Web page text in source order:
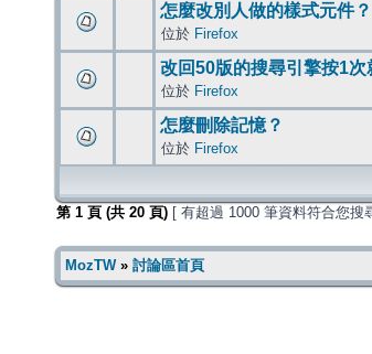
怎麼改別人做的樣式元件？
位於 Firefox
改回50版的搜尋引擎按1
位於 Firefox
怎麼刪除記憶？
位於 Firefox
第 1 頁 (共 20 頁) [ 有超過 1000 筆資料符合您搜
MozTW» 討論區首頁